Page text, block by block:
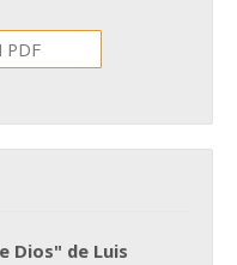
PDF
Dios" de Luis